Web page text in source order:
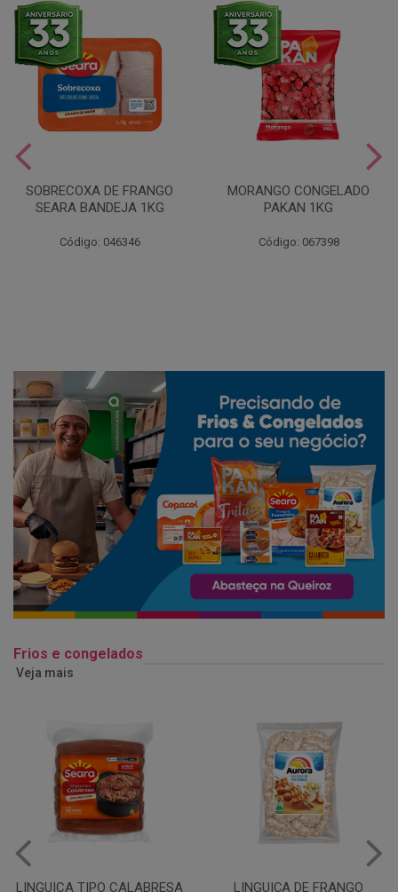
SOBRECOXA DE FRANGO
SEARA BANDEJA 1KG
Código: 046346
MORANGO CONGELADO
PAKAN 1KG
Código: 067398
Frios e congelados
Veja mais
LINGUIÇA DE FRANGO QUEIJO MUSSARELA